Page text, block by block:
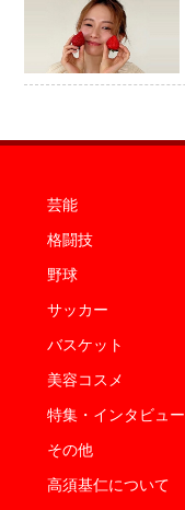
芸能
格闘技
野球
サッカー
バスケット
美容コスメ
特集・インタビュー
その他
高須基仁について